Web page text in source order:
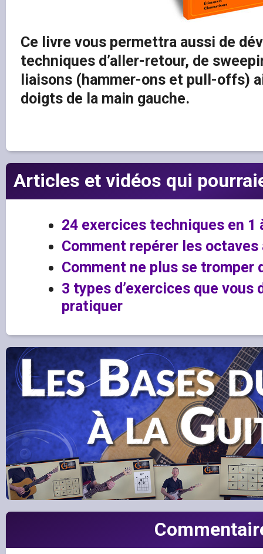
Ce livre vous permettra aussi de
techniques d’aller-retour, de
liaisons (hammer-ons et pull-offs)
doigts de la main gauche.
Articles et vidéos qui
24 exercices techniques en 1
Comment repérer les octaves
Comment ne plus se tromper
3 types d’exercices que vous
pratiquer